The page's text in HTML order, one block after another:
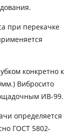
при перекачке
конкретно к
Вибросито
ИВ-99.
определяется
ГОСТ 5802-